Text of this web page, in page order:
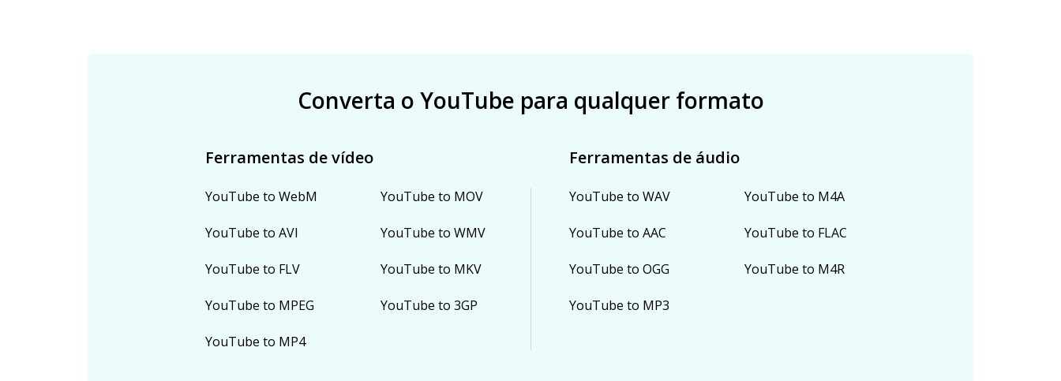
Converta o YouTube para qualquer formato
Ferramentas de vídeo
YouTube to WebM YouTube to MOV
YouTube to AVI YouTube to WMV
YouTube to FLV YouTube to MKV
YouTube to MPEG YouTube to 3GP
YouTube to MP4
Ferramentas de áudio
YouTube to WAV YouTube to M4A
YouTube to AAC YouTube to FLAC
YouTube to OGG YouTube to M4R
YouTube to MP3